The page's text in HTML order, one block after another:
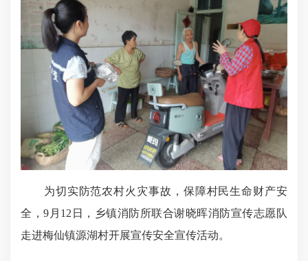
为切实防范农村火灾事故，保障村民生命财产安
全，9月12日，乡镇消防所联合谢晓晖消防宣传志愿队
走进梅仙镇源湖村开展宣传安全宣传活动。